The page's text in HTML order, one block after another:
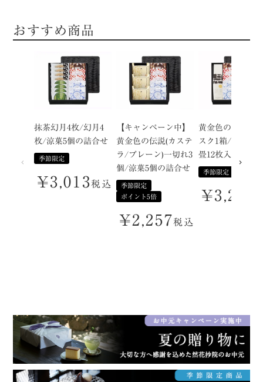
おすすめ商品
抹茶幻月4枚/幻月4
枚/涼菓5個の詰合せ
季節限定
¥3,013税込
【キャンペーン中】
黄金色の伝説(カステ
ラ/プレーン)一切れ3
個/涼菓5個の詰合せ
季節限定
ポイント5倍
¥2,257税込
黄金色のカステ
スク1箱/涼菓5
畳12枚入の詰合
季節限定
¥3,218